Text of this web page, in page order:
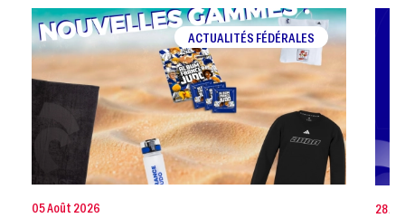
ACTUALITÉS FÉDÉRALES
05 Août 2026 28